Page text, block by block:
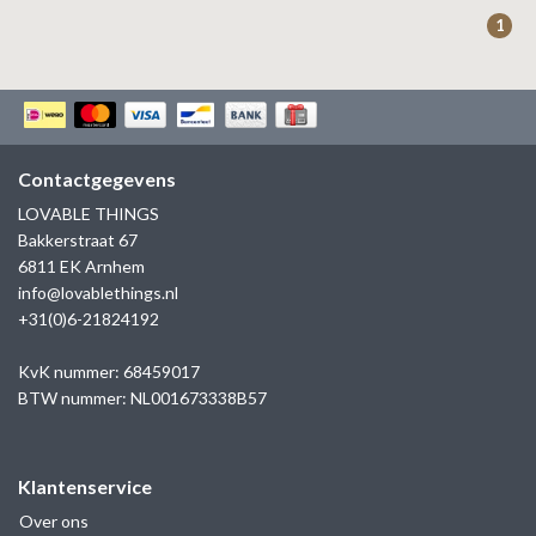
KAPTEN & SON
1
Contactgegevens
LOVABLE THINGS
Bakkerstraat 67
6811 EK Arnhem
info@lovablethings.nl
+31(0)6-21824192
KvK nummer: 68459017
BTW nummer: NL001673338B57
Klantenservice
Over ons